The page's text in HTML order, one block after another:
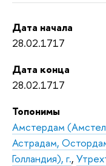
Дата начала
28.02.1717
Дата конца
28.02.1717
Топонимы
Амстердам
Астрадам,
Голландия), г.,